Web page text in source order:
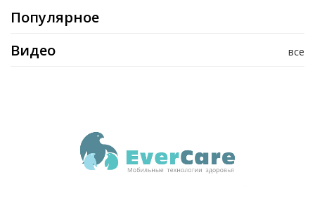
Популярное
все
Видео